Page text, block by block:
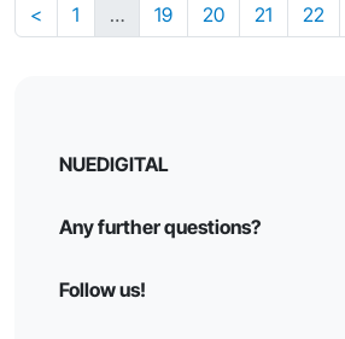
< 1 … 19 20 21 22
NUEDIGITAL
Any further questions?
Follow us!